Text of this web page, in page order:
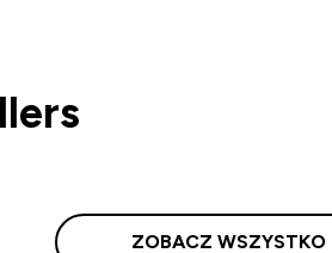
ZOBACZ WSZYSTKO